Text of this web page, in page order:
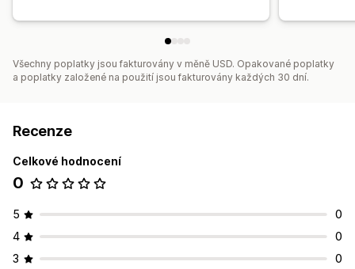
Všechny poplatky jsou fakturovány v měně USD. Opakované poplatky
a poplatky založené na použití jsou fakturovány každých 30 dní.
Recenze
Celkové hodnocení
0
5
0
4
0
3
0